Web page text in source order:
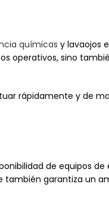
químicas y lavaojos
operativos, sino
rápidamente y de
de equipos de
también garantiza un